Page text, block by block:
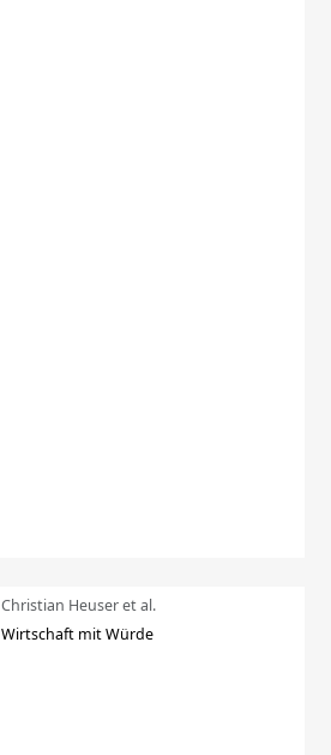
Christian Heuser et al.
Wirtschaft mit Würde